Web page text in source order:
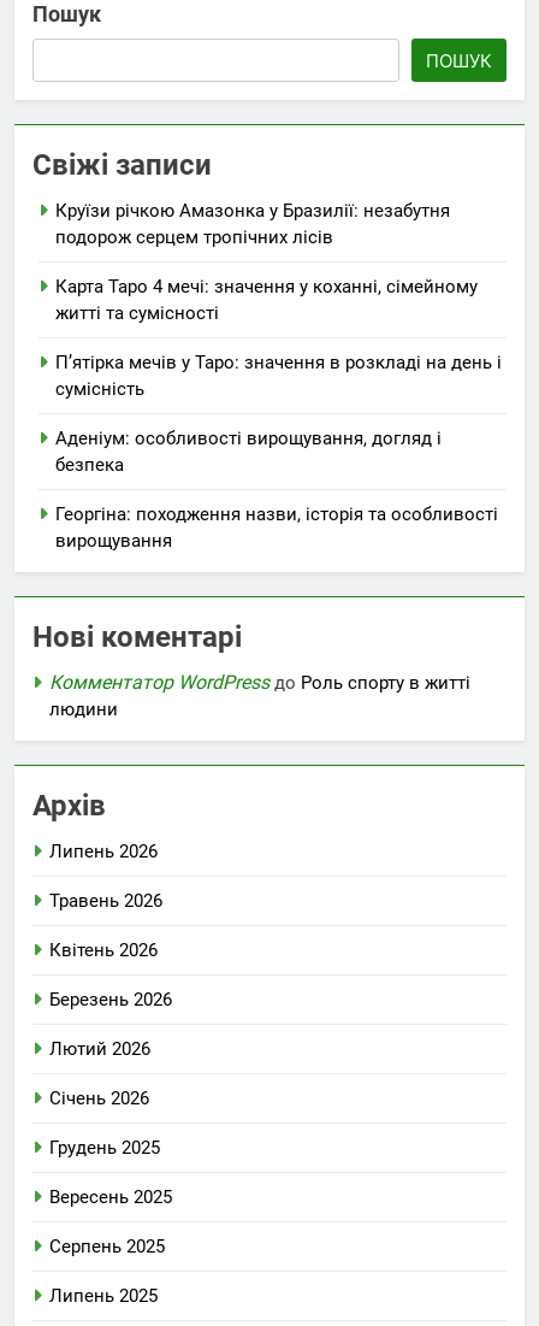
Пошук
ПОШУК
Свіжі записи
Круїзи річкою Амазонка у Бразилії: незабутня
подорож серцем тропічних лісів
Карта Таро 4 мечі: значення у коханні, сімейному
житті та сумісності
П’ятірка мечів у Таро: значення в розкладі на день і
сумісність
Аденіум: особливості вирощування, догляд і
безпека
Георгіна: походження назви, історія та особливості
вирощування
Нові коментарі
Комментатор WordPressдо Роль спорту в житті
людини
Архів
Липень 2026
Травень 2026
Квітень 2026
Березень 2026
Лютий 2026
Січень 2026
Грудень 2025
Вересень 2025
Серпень 2025
Липень 2025